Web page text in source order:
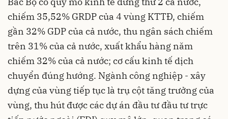
chiếm 35,52% GRDP của 4 vùng KTTĐ, chiếm
gần 32% GDP của cả nước, thu ngân sách chiếm
trên 31% của cả nước, xuất khẩu hàng năm
chiếm 32% của cả nước; cơ cấu kinh tế dịch
chuyển đúng hướng. Ngành công nghiệp - xây
dựng của vùng tiếp tục là trụ cột tăng trưởng của
vùng, thu hút được các dự án đầu tư đầu tư trực